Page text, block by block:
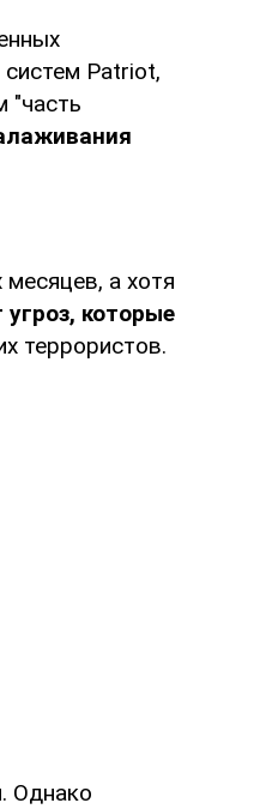
Patriot,
"часть
а хотя
которые
террористов.
Однако